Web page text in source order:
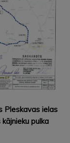
Pleskavas ielas
pulka